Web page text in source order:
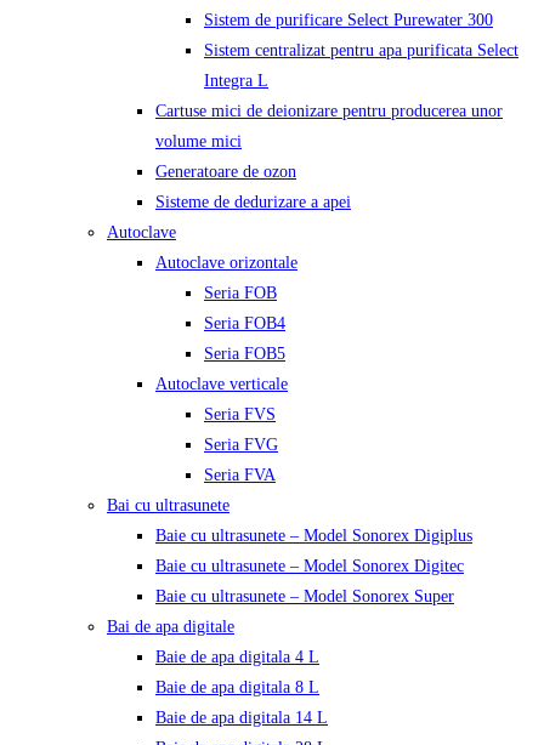
Sistem de purificare Select Purewater 300
Sistem centralizat pentru apa purificata Select
Integra L
Cartuse mici de deionizare pentru producerea unor
volume mici
Generatoare de ozon
Sisteme de dedurizare a apei
Autoclave
Autoclave orizontale
Seria FOB
Seria FOB4
Seria FOB5
Autoclave verticale
Seria FVS
Seria FVG
Seria FVA
Bai cu ultrasunete
Baie cu ultrasunete – Model Sonorex Digiplus
Baie cu ultrasunete – Model Sonorex Digitec
Baie cu ultrasunete – Model Sonorex Super
Bai de apa digitale
Baie de apa digitala 4 L
Baie de apa digitala 8 L
Baie de apa digitala 14 L